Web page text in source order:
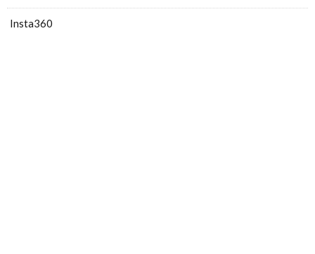
Insta360